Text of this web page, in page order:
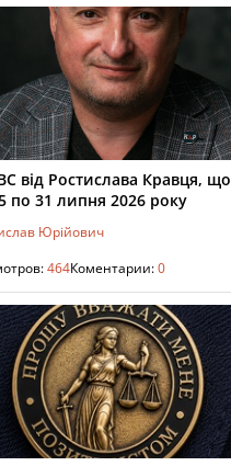
від Ростислава Кравця, що
по 31 липня 2026 року
Юрійович
464Коментарии:0